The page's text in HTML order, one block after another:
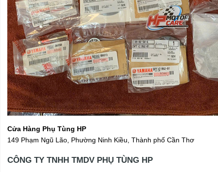
Cửa Hàng Phụ Tùng HP
149 Phạm Ngũ Lão, Phường Ninh Kiều, Thành phố Cần Thơ
CÔNG TY TNHH TMDV PHỤ TÙNG HP